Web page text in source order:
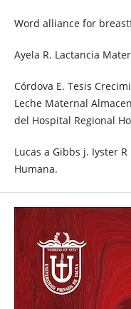
Word alliance for
Ayela R. Lactancia
Córdova E. Tesis
Leche Maternal
del Hospital Regional
Lucas a Gibbs j. Iyster
Humana.